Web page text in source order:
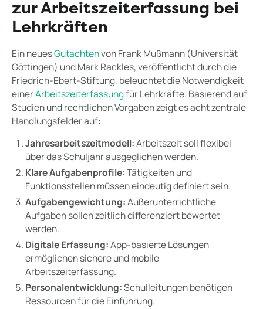
zur Arbeitszeiterfassung bei
Lehrkräften
Ein neuesGutachtenvon Frank Mußmann (Universität
Göttingen) und Mark Rackles, veröffentlicht durch die
Friedrich-Ebert-Stiftung, beleuchtet die Notwendigkeit
einerArbeitszeiterfassungfür Lehrkräfte. Basierend auf
Studien und rechtlichen Vorgaben zeigt es acht zentrale
Handlungsfelder auf:
Jahresarbeitszeitmodell:Arbeitszeit soll flexibel
über das Schuljahr ausgeglichen werden.
Klare Aufgabenprofile:Tätigkeiten und
Funktionsstellen müssen eindeutig definiert sein.
Aufgabengewichtung:Außerunterrichtliche
Aufgaben sollen zeitlich differenziert bewertet
werden.
Digitale Erfassung:App-basierte Lösungen
ermöglichen sichere und mobile
Arbeitszeiterfassung.
Personalentwicklung:Schulleitungen benötigen
Ressourcen für die Einführung.